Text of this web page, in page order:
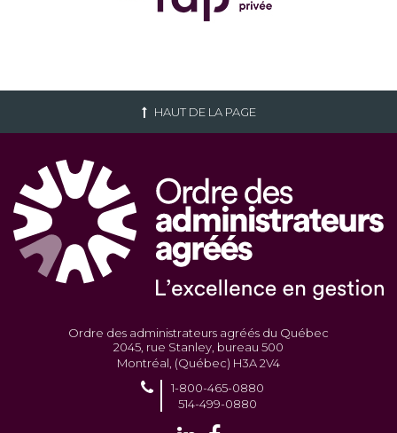
HAUT DE LA PAGE
Ordre des administrateurs agréés du Québec
2045, rue Stanley, bureau 500
Montréal, (Québec) H3A 2V4
1-800-465-0880
514-499-0880